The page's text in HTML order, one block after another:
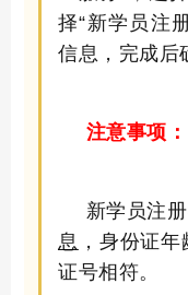
择“新学员注
信息， 完成后
注意事项：
新学员注
息 ，身份证年
证号相符。